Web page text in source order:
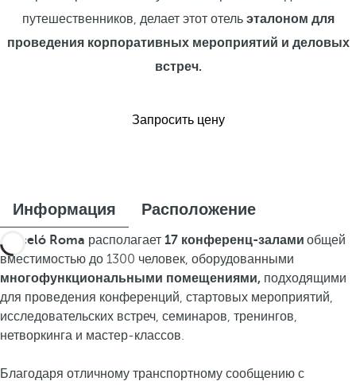
путешественников, делает этот отель эталоном для
проведения корпоративных мероприятий и деловых
встреч.
Запросить цену
Информация Расположение
Barceló Roma располагает 17 конференц-залами общей
вместимостью до 1300 человек, оборудованными
многофункциональными помещениями, подходящими
для проведения конференций, стартовых мероприятий,
исследовательских встреч, семинаров, тренингов,
нетворкинга и мастер-классов.
Благодаря отличному транспортному сообщению с